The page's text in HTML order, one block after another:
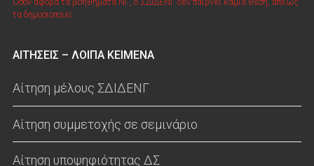
Όσον αφορά τα βοηθήματα ΝΓ, ο ΣΔΙΔΕΝΓ δεν παίρνει καμία θέση, απλώς
τα δημοσιοποιεί.
ΑΙΤΗΣΕΙΣ – ΛΟΙΠΑ ΚΕΙΜΕΝΑ
Αίτηση μέλους ΣΔΙΔΕΝΓ
Αίτηση συμμετοχής σε σεμινάριο
Αίτηση υποψηφιότητας ΔΣ